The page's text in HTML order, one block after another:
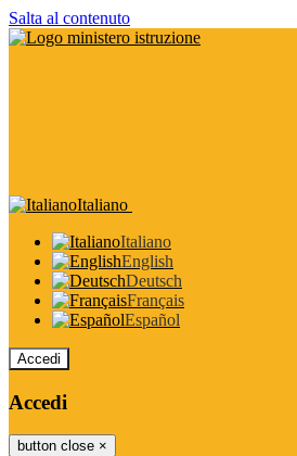
Salta al contenuto
Italiano
Italiano
English
Deutsch
Français
Español
Accedi
Accedi
button close ×